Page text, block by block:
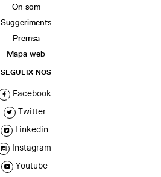
On som
Suggeriments
Premsa
Mapa web
SEGUEIX-NOS
Facebook
Twitter
Linkedin
Instagram
Youtube